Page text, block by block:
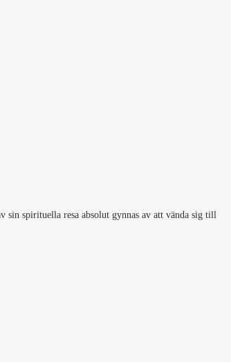
spirituella resa absolut gynnas av att vända sig till